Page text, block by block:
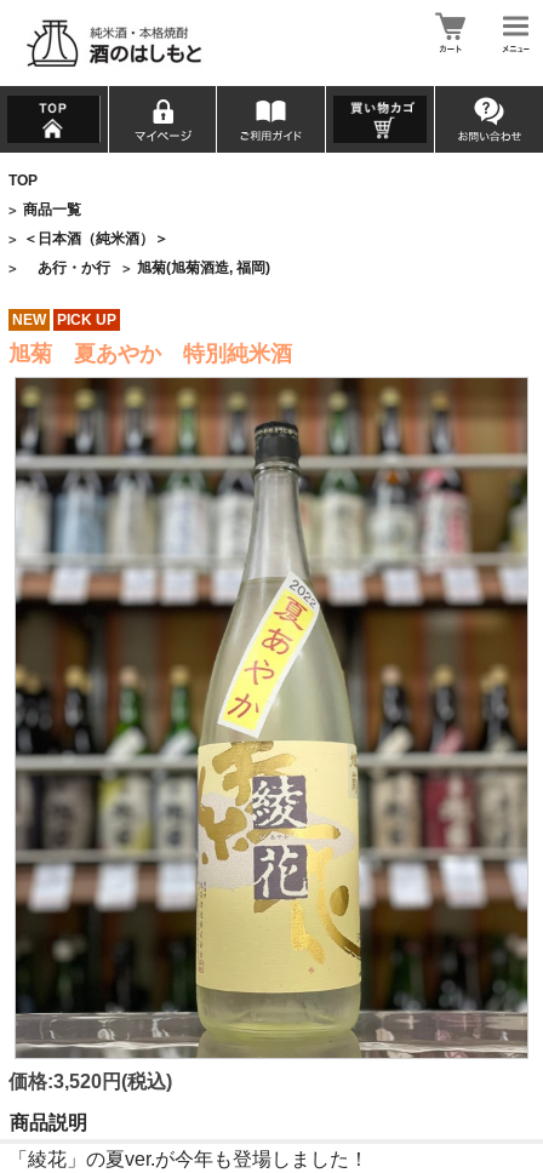
TOP
> 商品一覧
> ＜日本酒（純米酒）＞
> あ行・か行 > 旭菊(旭菊酒造, 福岡)
NEW PICK UP
旭菊 夏あやか 特別純米酒
価格:3,520円(税込)
商品説明
「綾花」の夏ver.が今年も登場しました！